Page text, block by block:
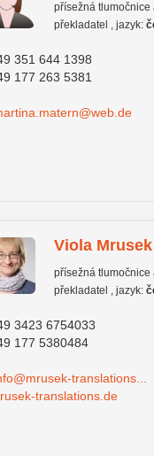
přísežná tlumočnice
překladatel , jazyk:
351 644 1398
177 263 5381
Viola Mrusek
přísežná tlumočnice
překladatel , jazyk:
3423 6754033
177 5380484
translations...
translations.de